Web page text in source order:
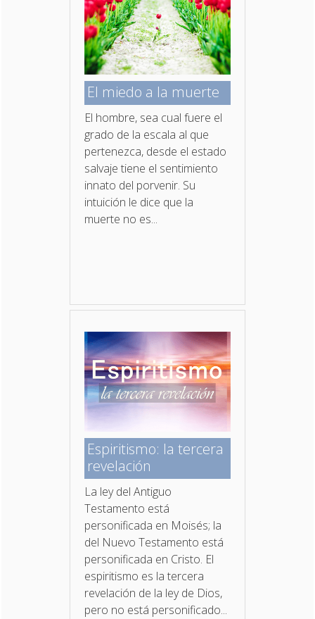
El miedo a la muerte
El hombre, sea cual fuere el
grado de la escala al que
pertenezca, desde el estado
salvaje tiene el sentimiento
innato del porvenir. Su
intuición le dice que la
muerte no es...
Espiritismo: la tercera
revelación
La ley del Antiguo
Testamento está
personificada en Moisés; la
del Nuevo Testamento está
personificada en Cristo. El
espiritismo es la tercera
revelación de la ley de Dios,
pero no está personificado...